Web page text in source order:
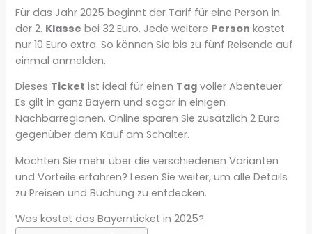
Für das Jahr 2025 beginnt der Tarif für eine Person in
der 2. Klasse bei 32 Euro. Jede weitere Person kostet
nur 10 Euro extra. So können Sie bis zu fünf Reisende auf
einmal anmelden.
Dieses Ticket ist ideal für einen Tag voller Abenteuer.
Es gilt in ganz Bayern und sogar in einigen
Nachbarregionen. Online sparen Sie zusätzlich 2 Euro
gegenüber dem Kauf am Schalter.
Möchten Sie mehr über die verschiedenen Varianten
und Vorteile erfahren? Lesen Sie weiter, um alle Details
zu Preisen und Buchung zu entdecken.
Was kostet das Bayernticket in 2025?